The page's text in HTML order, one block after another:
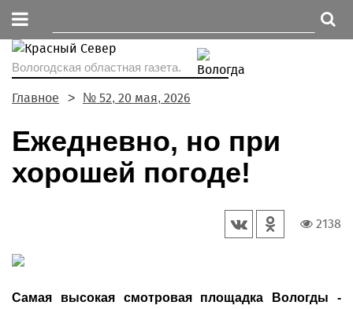
Вологодская областная газета.
Главное № 52, 20 мая, 2026
Ежедневно, но при
хорошей погоде!
2138
Самая высокая смотровая площадка Вологды -